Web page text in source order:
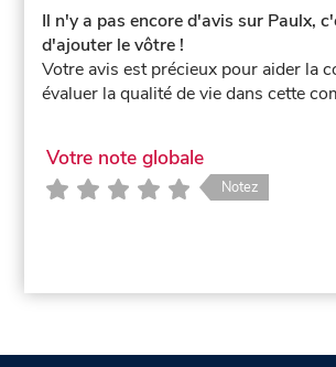
Il n'y a pas encore d'avis sur Paulx,
d'ajouter le vôtre !
Votre avis est précieux pour aider la
évaluer la qualité de vie dans cette
Votre note globale
Notez